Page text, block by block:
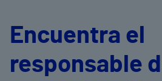
Encuentra el
responsable